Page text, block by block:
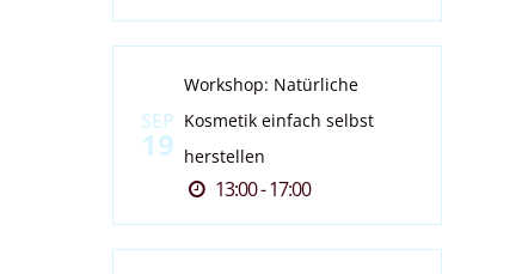
SEP
19
Workshop: Natürliche
Kosmetik einfach selbst
herstellen
13:00 - 17:00